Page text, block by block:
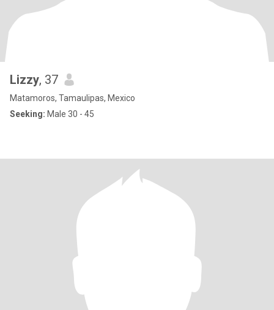
Lizzy, 37
Matamoros, Tamaulipas, Mexico
Seeking: Male 30 - 45